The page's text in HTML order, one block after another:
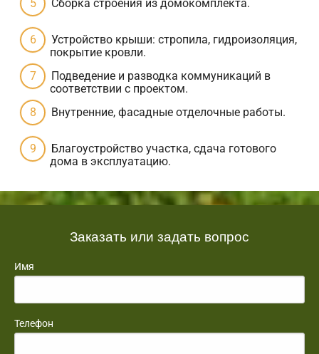
Сборка строения из домокомплекта.
Устройство крыши: стропила, гидроизоляция,
покрытие кровли.
Подведение и разводка коммуникаций в
соответствии с проектом.
Внутренние, фасадные отделочные работы.
Благоустройство участка, сдача готового
дома в эксплуатацию.
Заказать или задать вопрос
Имя
Телефон